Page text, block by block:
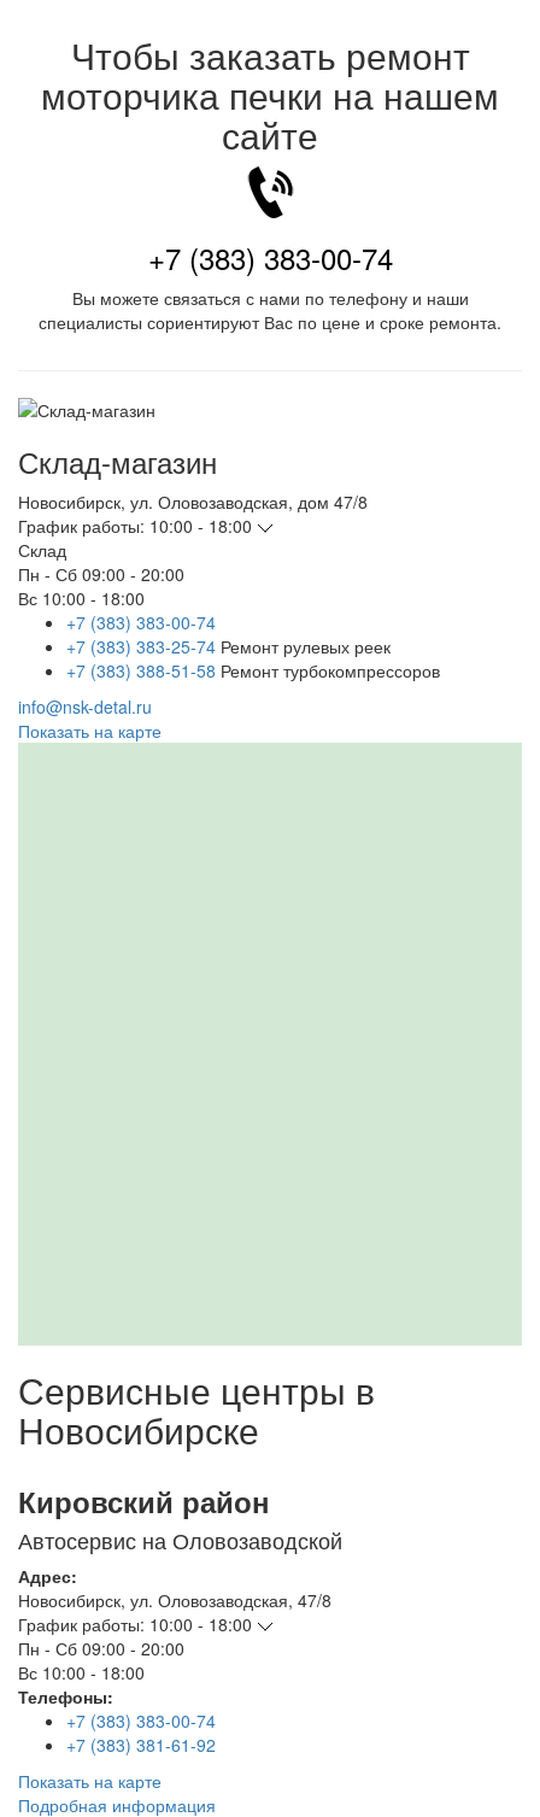
Чтобы заказать ремонт
моторчика печки на нашем
сайте
+7 (383) 383-00-74
Вы можете связаться с нами по телефону и наши
специалисты сориентируют Вас по цене и сроке ремонта.
Склад-магазин
Новосибирск, ул. Оловозаводская, дом 47/8
График работы: 10:00 - 18:00
Склад
Пн - Сб 09:00 - 20:00
Вс 10:00 - 18:00
+7 (383) 383-00-74
+7 (383) 383-25-74 Ремонт рулевых реек
+7 (383) 388-51-58 Ремонт турбокомпрессоров
info@nsk-detal.ru
Показать на карте
Сервисные центры в
Новосибирске
Кировский район
Автосервис на Оловозаводской
Адрес:
Новосибирск, ул. Оловозаводская, 47/8
График работы: 10:00 - 18:00
Пн - Сб 09:00 - 20:00
Вс 10:00 - 18:00
Телефоны:
+7 (383) 383-00-74
+7 (383) 381-61-92
Показать на карте
Подробная информация